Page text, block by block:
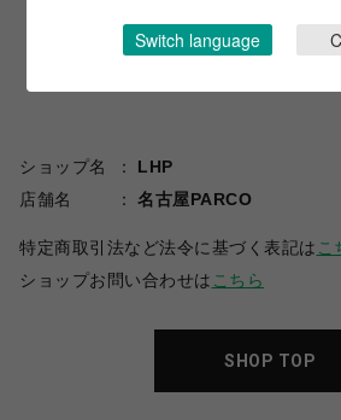
ショップ名
LHP
店舗名
名古屋PARCO
特定商取引法など法令に基づく表記は こ
ショップお問い合わせは こちら
SHOP TOP
Switch language